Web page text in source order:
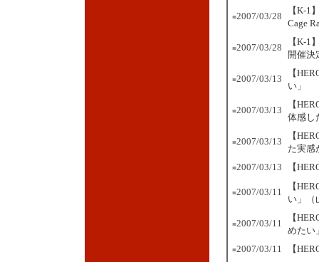
■2007/03/28
【K-1
Cage
■2007/03/28
【K-1
開催決
■2007/03/13
【
い」
■2007/03/13
【
体感し
■2007/03/13
【
た実感
■2007/03/13 【
■2007/03/11
【
い」（
■2007/03/11
【
めたい
■2007/03/11 【